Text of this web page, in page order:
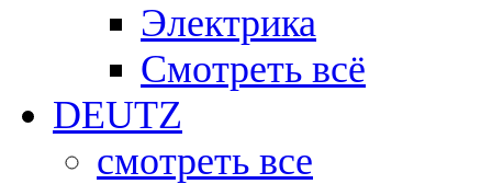
Электрика
Смотреть всё
DEUTZ
смотреть все